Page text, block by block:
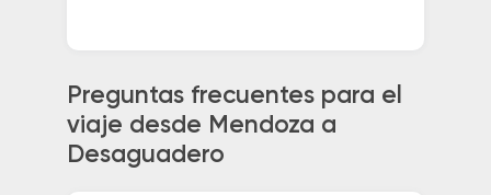
Preguntas frecuentes para el
viaje desde Mendoza a
Desaguadero